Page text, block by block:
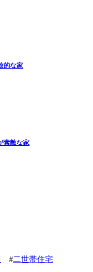
的な家
素敵な家
#二世帯住宅